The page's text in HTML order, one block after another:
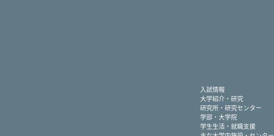
入試情報
大学紹介・研究
研究所・研究センター
学部・大学院
学生生活・就職支援